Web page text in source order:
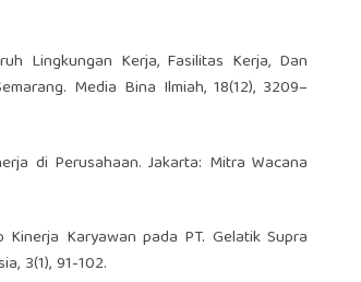
Lingkungan Kerja, Fasilitas Kerja, Dan
Media Bina Ilmiah, 18(12), 3209–
di Perusahaan. Jakarta: Mitra Wacana
Karyawan pada PT. Gelatik Supra
3(1), 91-102.